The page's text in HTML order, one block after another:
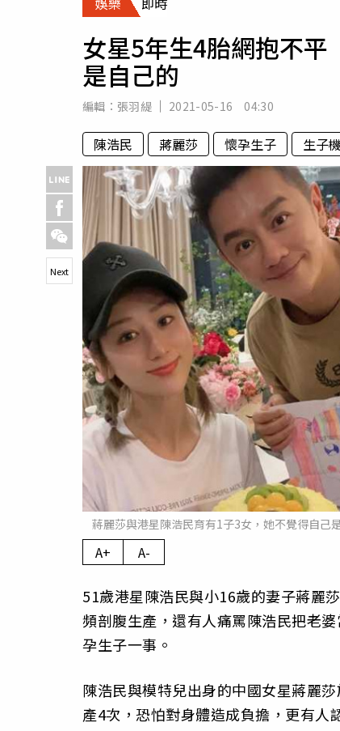
專欄
女星5年生4胎網抱不
是自己的
編輯： 張羽緹 2021-05-16 04:30
陳浩民 蔣麗莎 懷孕生子 生子
蔣麗莎與港星陳浩民育有1子3女，她不覺得自己
Next
A+ A-
51歲港星陳浩民與小16歲的妻子蔣麗
頻剖腹生產，還有人痛罵陳浩民把老
孕生子一事。
陳浩民與模特兒出身的中國女星蔣麗
產4次，恐怕對身體造成負擔，更有人